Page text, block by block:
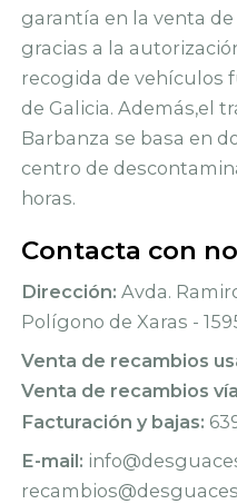
garantía en la venta
gracias a la
recogida de vehículos
de Galicia. Además,el
Barbanza se basa en
centro de
horas.
Contacta con
Dirección: Avda.
Polígono de Xaras -
Venta de recambios
Venta de recambios
Facturación y bajas:
E-mail: